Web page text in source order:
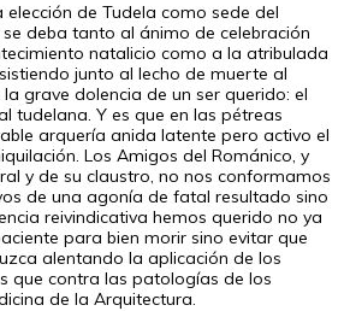
de Tudela como sede del
deba tanto al ánimo de celebración
natalicio como a la atribulada
junto al lecho de muerte al
grave dolencia de un ser querido: el
tudelana. Y es que en las pétreas
arquería anida latente pero activo el
Los Amigos del Románico, y
y de su claustro, no nos conformamos
de una agonía de fatal resultado sino
reivindicativa hemos querido no ya
para bien morir sino evitar que
alentando la aplicación de los
que contra las patologías de los
de la Arquitectura.